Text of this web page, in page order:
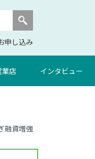
申し込み
業店 インタビュー
融資増強